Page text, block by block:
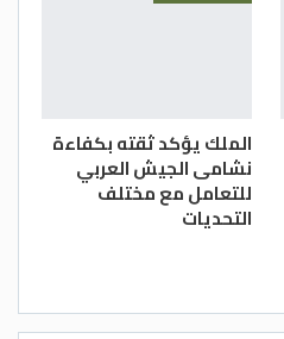
الملك يؤكد ثقته بكفاءة
نشامى الجيش العربي
للتعامل مع مختلف
التحديات